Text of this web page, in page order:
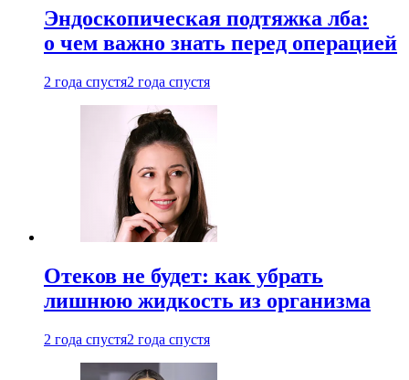
Эндоскопическая подтяжка лба:
о чем важно знать перед операцией
2 года спустя2 года спустя
Отеков не будет: как убрать
лишнюю жидкость из организма
2 года спустя2 года спустя